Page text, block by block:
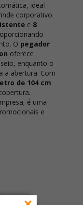
ideal
corporativo.
e 8
O pegador
oferece
enquanto o
a abertura. Com
de 104 cm
é uma
e